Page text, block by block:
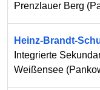
Prenzlauer Berg (
Heinz-Brandt-
Integrierte
Weißensee (